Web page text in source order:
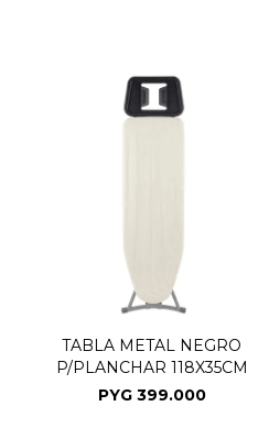
TABLA METAL NEGRO
P/PLANCHAR 118X35CM
PYG 399.000